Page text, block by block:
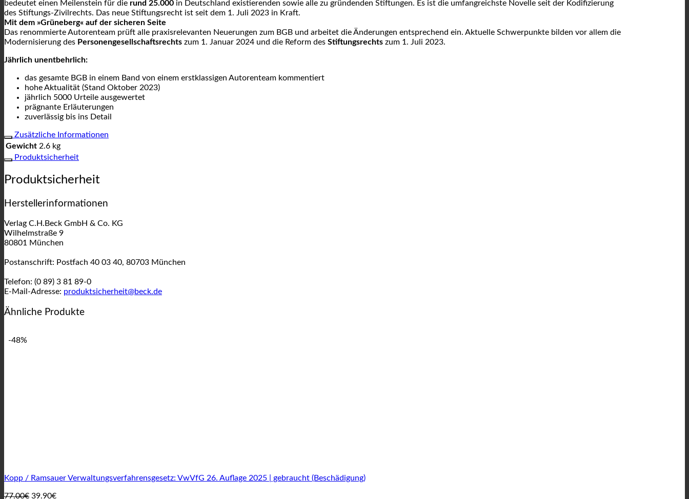
bedeutet einen Meilenstein für die rund 25.000 in Deutschland existierenden sowie alle zu gründenden Stiftungen. Es ist die umfangreichste Novelle seit der Kodifizierung
des Stiftungs-Zivilrechts. Das neue Stiftungsrecht ist seit dem 1. Juli 2023 in Kraft.
Mit dem »Grüneberg« auf der sicheren Seite
Das renommierte Autorenteam prüft alle praxisrelevanten Neuerungen zum BGB und arbeitet die Änderungen entsprechend ein. Aktuelle Schwerpunkte bilden vor allem die
Modernisierung des Personengesellschaftsrechts zum 1. Januar 2024 und die Reform des Stiftungsrechts zum 1. Juli 2023.
Jährlich unentbehrlich:
das gesamte BGB in einem Band von einem erstklassigen Autorenteam kommentiert
hohe Aktualität (Stand Oktober 2023)
jährlich 5000 Urteile ausgewertet
prägnante Erläuterungen
zuverlässig bis ins Detail
Zusätzliche Informationen
Gewicht 2.6 kg
Produktsicherheit
Produktsicherheit
Herstellerinformationen
Verlag C.H.Beck GmbH & Co. KG
Wilhelmstraße 9
80801 München
Postanschrift: Postfach 40 03 40, 80703 München
Telefon: (0 89) 3 81 89-0
E-Mail-Adresse: produktsicherheit@beck.de
Ähnliche Produkte
-48%
Kopp / Ramsauer Verwaltungsverfahrensgesetz: VwVfG 26. Auflage 2025 | gebraucht (Beschädigung)
77.00€ Ursprünglicher
39.90€Aktueller